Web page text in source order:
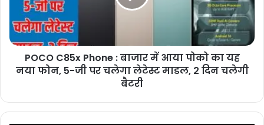
उत्पादन
आया
पोको
का
नया
जी
POCO C85x Phone : बाजार में आया पोको का यह
नया फोन, 5-जी पर चलेगा लेटेस्ट माडल, 2 दिन चलेगी
बैटरी